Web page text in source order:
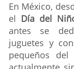
En México,
el Día del
antes se
juguetes y
pequeños